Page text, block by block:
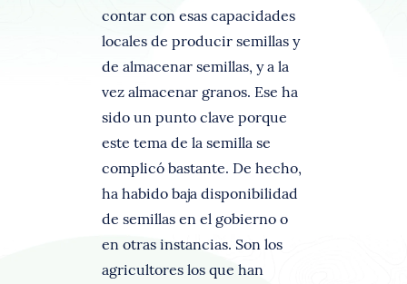
contar con esas capacidades
locales de producir semillas y
de almacenar semillas, y a la
vez almacenar granos. Ese ha
sido un punto clave porque
este tema de la semilla se
complicó bastante. De hecho,
ha habido baja disponibilidad
de semillas en el gobierno o
en otras instancias. Son los
agricultores los que han